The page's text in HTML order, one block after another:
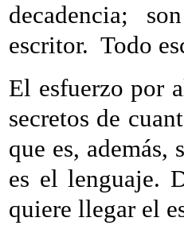
decadencia;
escritor. Todo
El esfuerzo por
secretos de
que es,
es el lenguaje.
quiere llegar el